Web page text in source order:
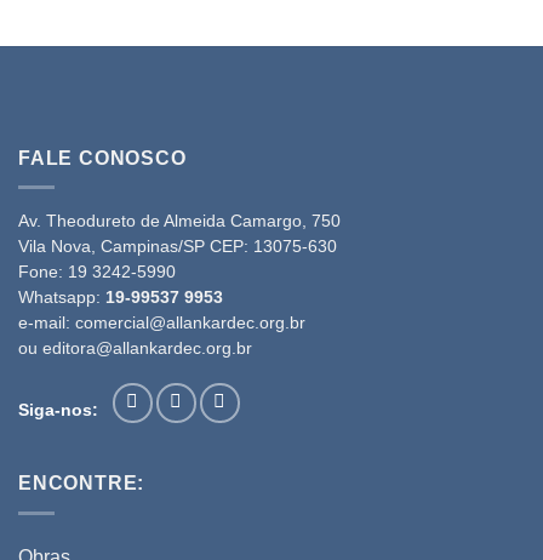
FALE CONOSCO
Av. Theodureto de Almeida Camargo, 750
Vila Nova, Campinas/SP CEP: 13075-630
Fone: 19 3242-5990
Whatsapp: 19-99537 9953
e-mail: comercial@allankardec.org.br
ou editora@allankardec.org.br
Siga-nos:
ENCONTRE: